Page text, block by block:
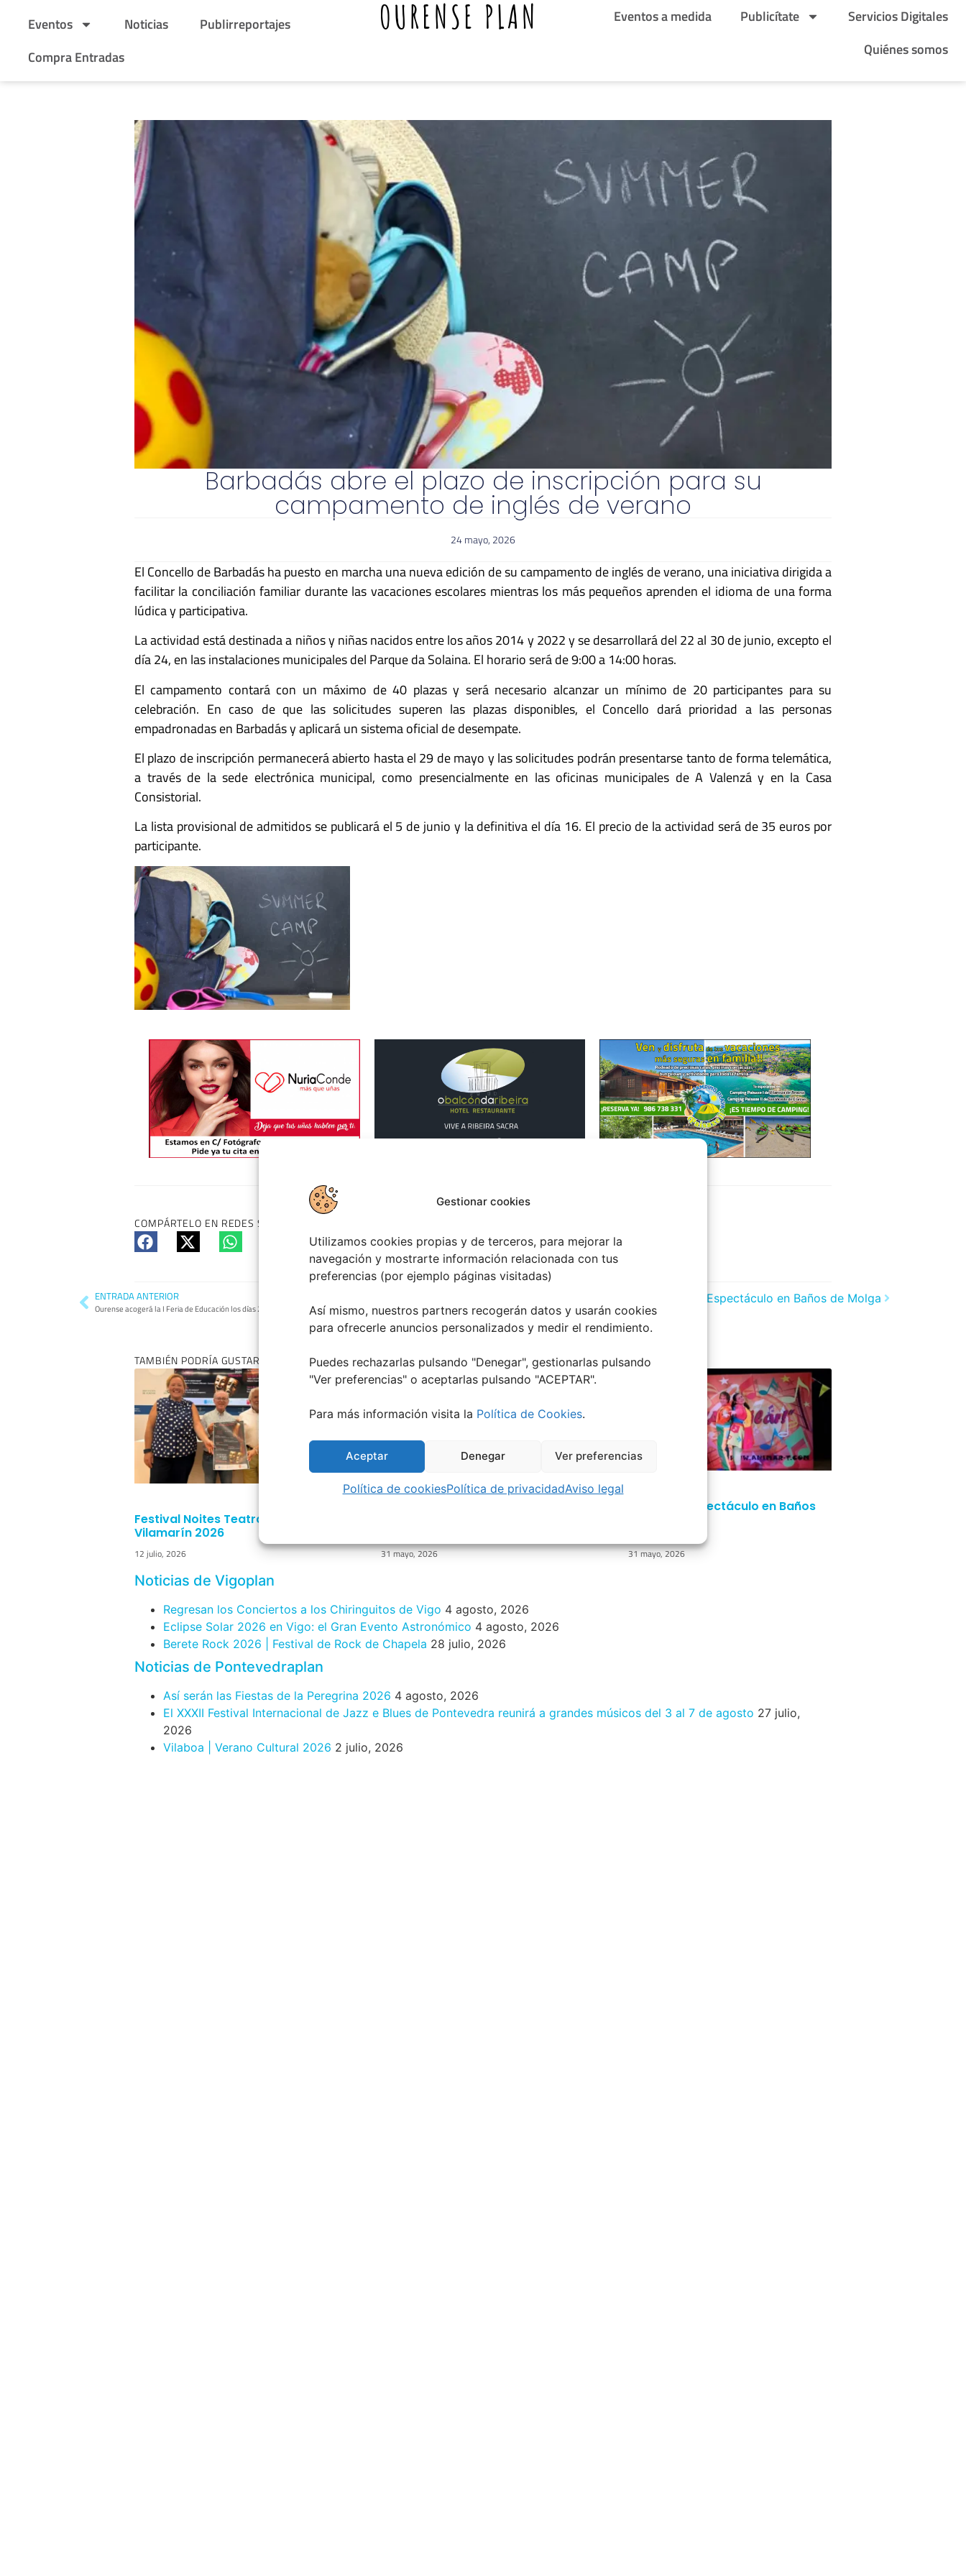
Gestionar cookies
Utilizamos cookies propias y de terceros, para mejorar la
navegación y mostrarte información relacionada con tus
preferencias (por ejemplo páginas visitadas)
Así mismo, nuestros partners recogerán datos y usarán cookies
para ofrecerle anuncios personalizados y medir el rendimiento.
Puedes rechazarlas pulsando "Denegar", gestionarlas pulsando
"Ver preferencias" o aceptarlas pulsando "ACEPTAR".
Para más información visita la Política de Cookies.
Aceptar Denegar Ver preferencias
Política de cookiesPolítica de privacidadAviso legal
Eventos Noticias
Publirreportajes
Compra Entradas
OURENSE PLAN Eventos a medida Publicítate
Servicios Digitales
Quiénes somos
Barbadás abre el plazo de inscripción para su
campamento de inglés de verano
24 mayo, 2026
El Concello de Barbadás ha puesto en marcha una nueva edición de su campamento de inglés de verano, una iniciativa dirigida a
facilitar la conciliación familiar durante las vacaciones escolares mientras los más pequeños aprenden el idioma de una forma
lúdica y participativa.
La actividad está destinada a niños y niñas nacidos entre los años 2014 y 2022 y se desarrollará del 22 al 30 de junio, excepto el
día 24, en las instalaciones municipales del Parque da Solaina. El horario será de 9:00 a 14:00 horas.
El campamento contará con un máximo de 40 plazas y será necesario alcanzar un mínimo de 20 participantes para su
celebración. En caso de que las solicitudes superen las plazas disponibles, el Concello dará prioridad a las personas
empadronadas en Barbadás y aplicará un sistema oficial de desempate.
El plazo de inscripción permanecerá abierto hasta el 29 de mayo y las solicitudes podrán presentarse tanto de forma telemática,
a través de la sede electrónica municipal, como presencialmente en las oficinas municipales de A Valenzá y en la Casa
Consistorial.
La lista provisional de admitidos se publicará el 5 de junio y la definitiva el día 16. El precio de la actividad será de 35 euros por
participante.
COMPÁRTELO EN REDES SI TE HA GUSTADO:
ENTRADA ANTERIOR
Ourense acogerá la I Feria de Educación los días 2 y 3 de abril
A bailar! | Espectáculo en Baños de Molga
TAMBIÉN PODRÍA GUSTARTE:
Festival Noites Teatrais de
Vilamarín 2026
12 julio, 2026 31 mayo, 2026
A bailar! | Espectáculo en Baños
31 mayo, 2026
Noticias de Vigoplan
Regresan los Conciertos a los Chiringuitos de Vigo 4 agosto, 2026
Eclipse Solar 2026 en Vigo: el Gran Evento Astronómico 4 agosto, 2026
Berete Rock 2026 | Festival de Rock de Chapela 28 julio, 2026
Noticias de Pontevedraplan
Así serán las Fiestas de la Peregrina 2026 4 agosto, 2026
El XXXII Festival Internacional de Jazz e Blues de Pontevedra reunirá a grandes músicos del 3 al 7 de agosto 27 julio,
2026
Vilaboa | Verano Cultural 2026 2 julio, 2026